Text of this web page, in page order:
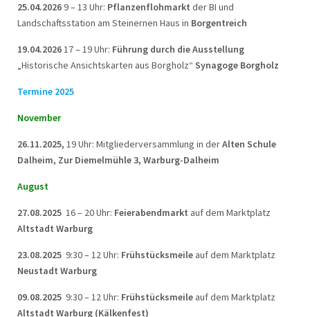
25.04.20269 – 13 Uhr: Pflanzenflohmarkt der BI und
Landschaftsstation am Steinernen Haus in Borgentreich
19.04.202617 – 19 Uhr: Führung durch die Ausstellung
„Historische Ansichtskarten aus Borgholz“ Synagoge Borgholz
Termine 2025
November
26.11.2025, 19 Uhr: Mitgliederversammlung in derAlten Schule
Dalheim, Zur Diemelmühle 3, Warburg-Dalheim
August
27.08.2025 16 – 20 Uhr: Feierabendmarkt auf dem Marktplatz
Altstadt Warburg
23.08.2025 9:30 – 12 Uhr: Frühstücksmeile auf dem Marktplatz
Neustadt Warburg
09.08.2025 9:30 – 12 Uhr: Frühstücksmeile auf dem Marktplatz
Altstadt Warburg (Kälkenfest)